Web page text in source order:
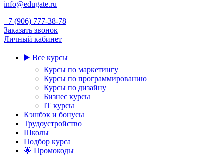
info@edugate.ru
+7 (906) 777-38-78
Заказать звонок
Личный кабинет
▶️ Все курсы
Курсы по маркетингу
Курсы по программированию
Курсы по дизайну
Бизнес курсы
IT курсы
Кэшбэк и бонусы
Трудоустройство
Школы
Подбор курса
🌟 Промокоды